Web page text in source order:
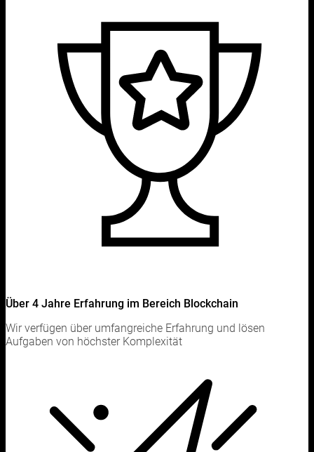
Über 4 Jahre Erfahrung im Bereich Blockchain
Wir verfügen über umfangreiche Erfahrung und lösen
Aufgaben von höchster Komplexität